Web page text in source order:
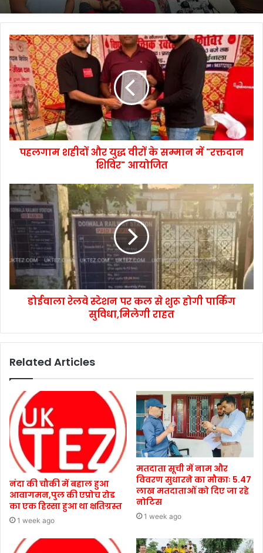
पहलगाम शहीदों और युद्ध वीरों के सम्मान में "रक्तदान
शिविर" आयोजित
डोईवाला रेलवे स्टेशन पर कल से शुरू होगी पार्किंग
सुविधा,मिलेगी राहत
Related Articles
नंदा की चौकी में बहाल हुआ
आवागमन,पुल की एप्रोच रोड
का एक हिस्सा हुआ था क्षतिग्रस्त
1 week ago
मतदाता सूची में नाम और
विवरण सुधारने का मौकाः 5.47
लाख मतदाताओं को दिए जा रहे
नोटिस
1 week ago